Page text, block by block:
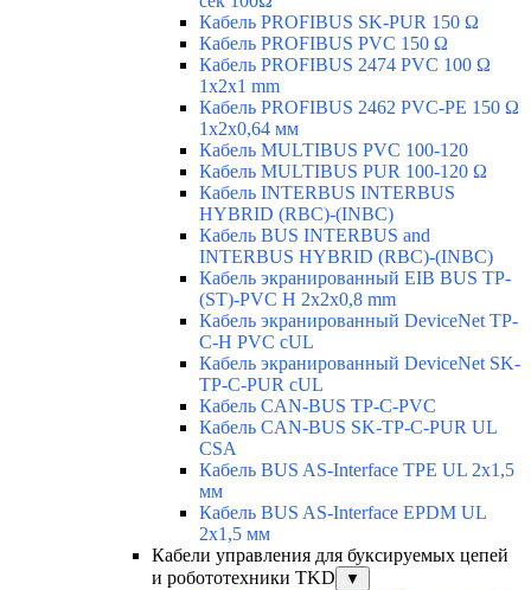
Кабель PROFIBUS SK-PUR 150 Ω
Кабель PROFIBUS PVC 150 Ω
Кабель PROFIBUS 2474 PVC 100 Ω
1x2x1 mm
Кабель PROFIBUS 2462 PVC-PE 150 Ω
1x2x0,64 мм
Кабель MULTIBUS PVC 100-120
Кабель MULTIBUS PUR 100-120 Ω
Кабель INTERBUS INTERBUS
HYBRID (RBC)-(INBC)
Кабель BUS INTERBUS and
INTERBUS HYBRID (RBC)-(INBC)
Кабель экранированный EIB BUS TP-
(ST)-PVC H 2x2x0,8 mm
Кабель экранированный DeviceNet TP-
C-H PVC cUL
Кабель экранированный DeviceNet SK-
TP-C-PUR cUL
Кабель CAN-BUS TP-C-PVC
Кабель CAN-BUS SK-TP-C-PUR UL
CSA
Кабель BUS AS-Interface TPE UL 2x1,5
мм
Кабель BUS AS-Interface EPDM UL
2x1,5 мм
Кабели управления для буксируемых цепей
и робототехники TKD
▼